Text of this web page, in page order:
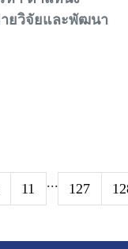
ยวิจัยและพัฒนา
11 ... 127